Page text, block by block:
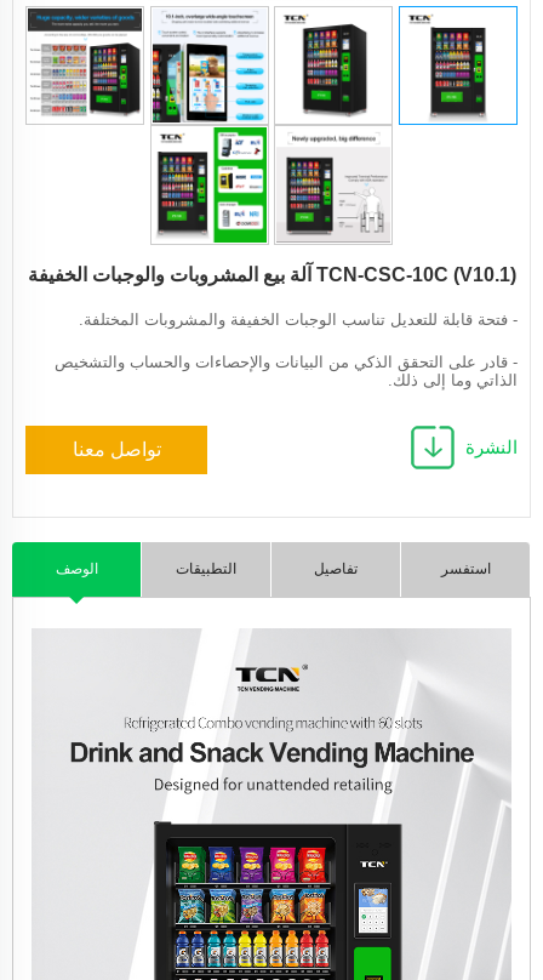
TCN-CSC-10C (V10.1) آلة بيع المشروبات والوجبات الخفيفة
- فتحة قابلة للتعديل تناسب الوجبات الخفيفة والمشروبات المختلفة.
- قادر على التحقق الذكي من البيانات والإحصاءات والحساب والتشخيص
الذاتي وما إلى ذلك.
تواصل معنا النشرة
الوصف التطبيقات تفاصيل استفسر